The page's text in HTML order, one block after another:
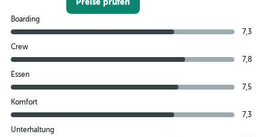
Boarding
7,3
Crew
7,8
Essen
7,5
Komfort
7,3
Unterhaltung